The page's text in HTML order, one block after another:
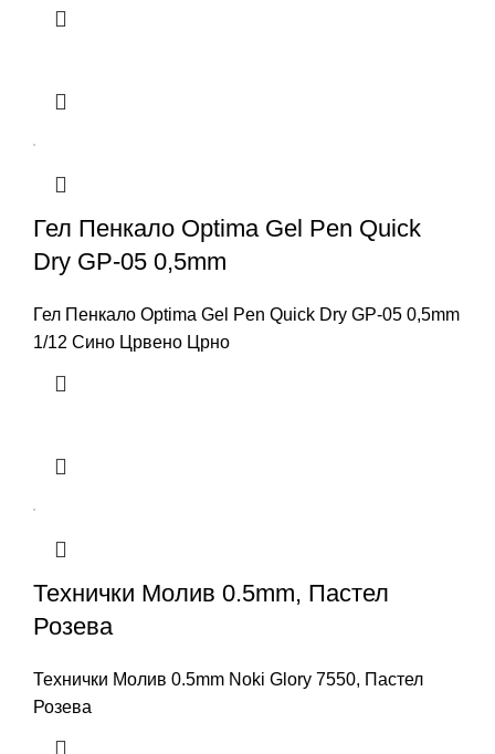
Гел Пенкало Optima Gel Pen Quick
Dry GP-05 0,5mm
Гел Пенкало Optima Gel Pen Quick Dry GP-05 0,5mm
1/12 Сино Црвено Црно
Технички Молив 0.5mm, Пастел
Розева
Технички Молив 0.5mm Noki Glory 7550, Пастел
Розева